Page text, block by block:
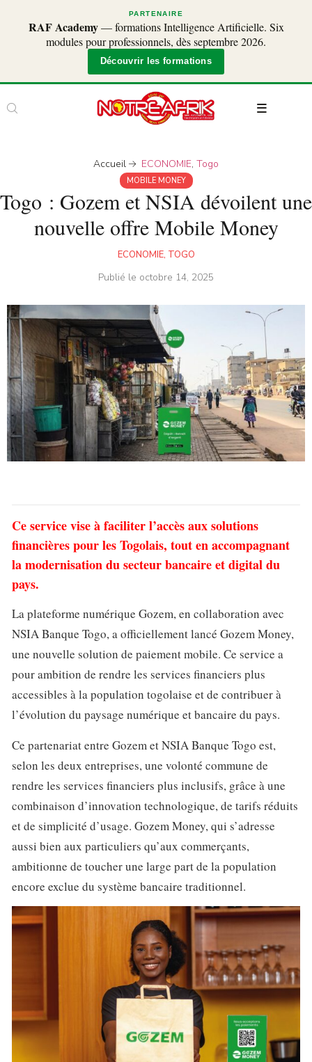
PARTENAIRE
RAF Academy— formations Intelligence Artificielle. Six
modules pour professionnels, dès septembre 2026.
Découvrir les formations
Accueil ECONOMIE,Togo
MOBILE MONEY
Togo : Gozem et NSIA dévoilent une
nouvelle offre Mobile Money
ECONOMIE, TOGO
Publié le octobre 14, 2025
Ce service vise à faciliter l’accès aux solutions
financières pour les Togolais, tout en accompagnant
la modernisation du secteur bancaire et digital du
pays.
La plateforme numérique Gozem, en collaboration avec
NSIA Banque Togo, a officiellement lancé Gozem Money,
une nouvelle solution de paiement mobile. Ce service a
pour ambition de rendre les services financiers plus
accessibles à la population togolaise et de contribuer à
l’évolution du paysage numérique et bancaire du pays.
Ce partenariat entre Gozem et NSIA Banque Togo est,
selon les deux entreprises, une volonté commune de
rendre les services financiers plus inclusifs, grâce à une
combinaison d’innovation technologique, de tarifs réduits
et de simplicité d’usage. Gozem Money, qui s’adresse
aussi bien aux particuliers qu’aux commerçants,
ambitionne de toucher une large part de la population
encore exclue du système bancaire traditionnel.